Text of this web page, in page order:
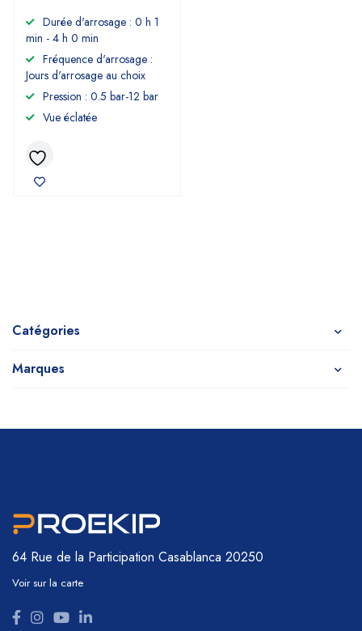
Catégories
Marques
Durée d'arrosage : 0 h 1
min - 4 h 0 min
Fréquence d'arrosage :
Jours d'arrosage au choix
Pression : 0.5 bar-12 bar
Vue éclatée
64 Rue de la Participation Casablanca 20250
Voir sur la carte